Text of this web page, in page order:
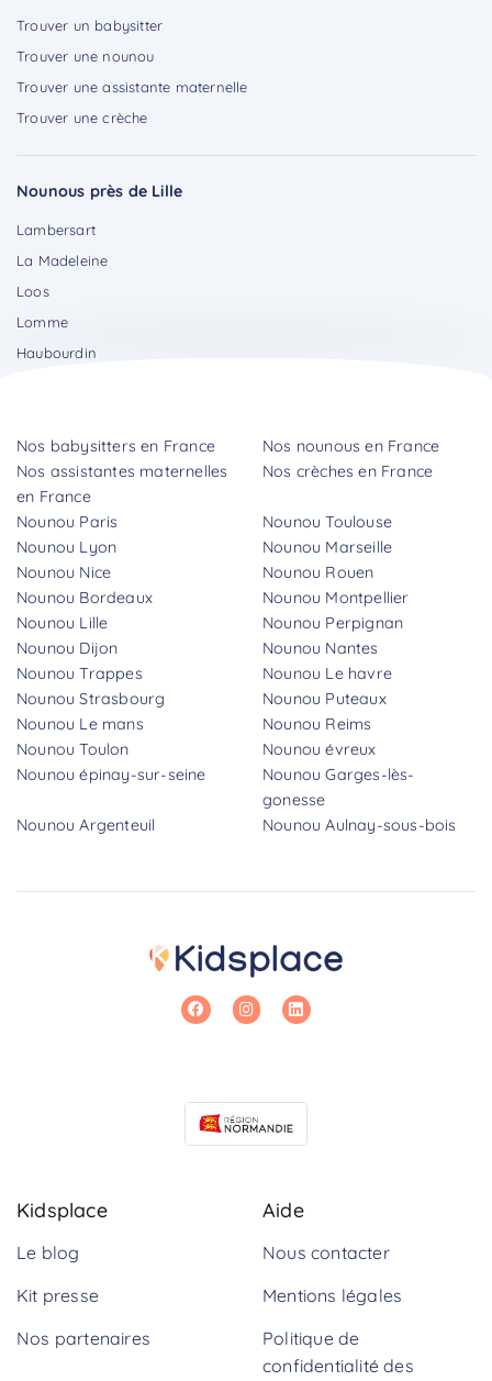
Trouver un babysitter
Trouver une nounou
Trouver une assistante maternelle
Trouver une crèche
Nounous près de Lille
Lambersart
La Madeleine
Loos
Lomme
Haubourdin
Nos babysitters en France
Nos nounous en France
Nos assistantes maternelles
en France
Nos crèches en France
Nounou Paris
Nounou Toulouse
Nounou Lyon
Nounou Marseille
Nounou Nice
Nounou Rouen
Nounou Bordeaux
Nounou Montpellier
Nounou Lille
Nounou Perpignan
Nounou Dijon
Nounou Nantes
Nounou Trappes
Nounou Le havre
Nounou Strasbourg
Nounou Puteaux
Nounou Le mans
Nounou Reims
Nounou Toulon
Nounou évreux
Nounou épinay-sur-seine
Nounou Garges-lès-
gonesse
Nounou Argenteuil
Nounou Aulnay-sous-bois
Kidsplace
Le blog
Kit presse
Nos partenaires
Aide
Nous contacter
Mentions légales
Politique de
confidentialité des